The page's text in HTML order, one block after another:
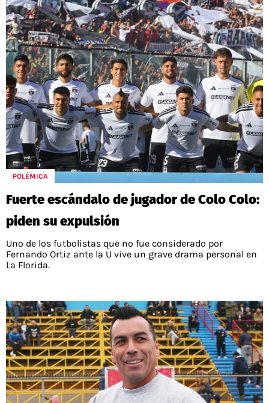
POLÉMICA
Fuerte escándalo de jugador de Colo Colo:
piden su expulsión
Uno de los futbolistas que no fue considerado por
Fernando Ortiz ante la U vive un grave drama personal en
La Florida.